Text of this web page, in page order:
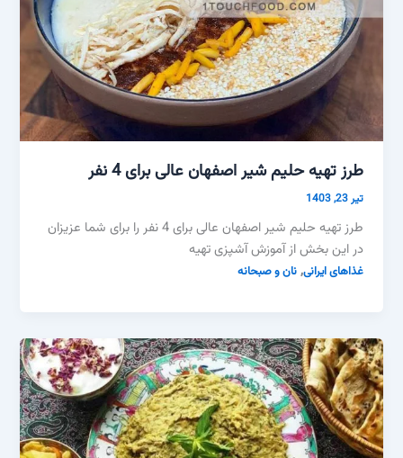
طرز تهیه حلیم شیر اصفهان عالی برای 4 نفر
تیر 23, 1403
طرز تهیه حلیم شیر اصفهان عالی برای 4 نفر را برای شما عزیزان
در این بخش از آموزش آشپزی تهیه
غذاهای ایرانی,نان و صبحانه